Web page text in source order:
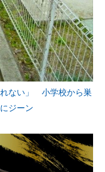
れない」 小学校から巣
ジーン